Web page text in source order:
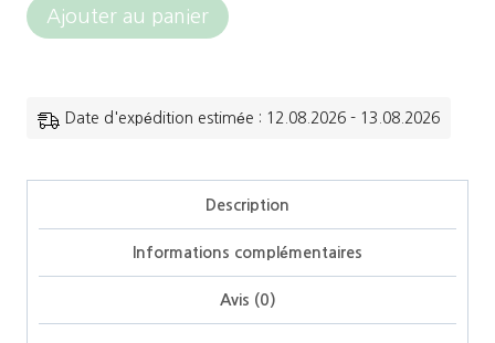
quantité
Owen
Hairnets
Ajouter au panier
Date d'expédition estimée : 12.08.2026 - 13.08.2026
Description
Informations complémentaires
Avis (0)